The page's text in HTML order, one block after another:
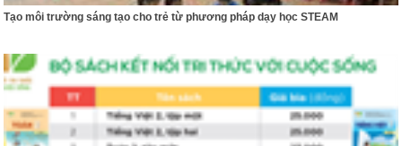
Tạo môi trường sáng tạo cho trẻ từ phương pháp dạy học STEAM